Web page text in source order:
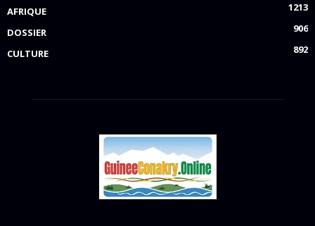
AFRIQUE
1213
DOSSIER
906
CULTURE
892